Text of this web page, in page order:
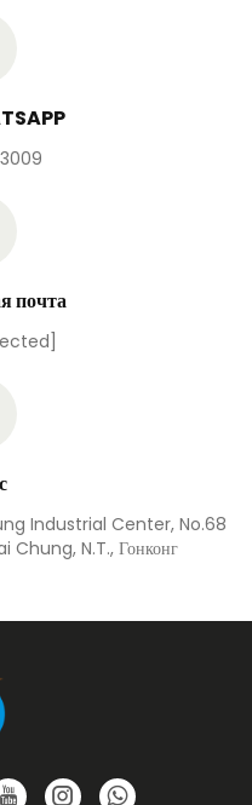
почта
Industrial Center, No.68
N.T., Гонконг